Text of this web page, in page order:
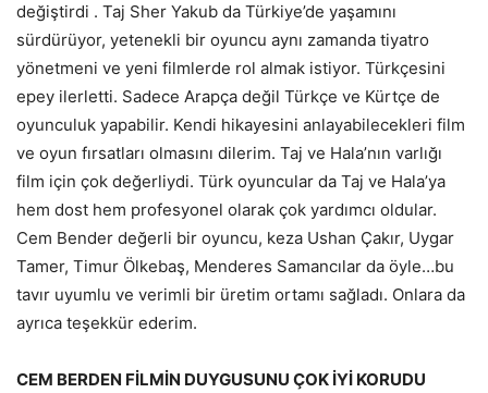
değiştirdi . Taj Sher Yakub da Türkiye’de yaşamını
sürdürüyor, yetenekli bir oyuncu aynı zamanda tiyatro
yönetmeni ve yeni filmlerde rol almak istiyor. Türkçesini
epey ilerletti. Sadece Arapça değil Türkçe ve Kürtçe de
oyunculuk yapabilir. Kendi hikayesini anlayabilecekleri film
ve oyun fırsatları olmasını dilerim. Taj ve Hala’nın varlığı
film için çok değerliydi. Türk oyuncular da Taj ve Hala’ya
hem dost hem profesyonel olarak çok yardımcı oldular.
Cem Bender değerli bir oyuncu, keza Ushan Çakır, Uygar
Tamer, Timur Ölkebaş, Menderes Samancılar da öyle…bu
tavır uyumlu ve verimli bir üretim ortamı sağladı. Onlara da
ayrıca teşekkür ederim.
CEM BERDEN FİLMİN DUYGUSUNU ÇOK İYİ KORUDU